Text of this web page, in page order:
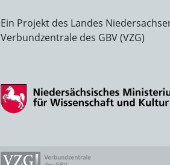
Ein Projekt des Landes
Verbundzentrale des GBV (VZG)